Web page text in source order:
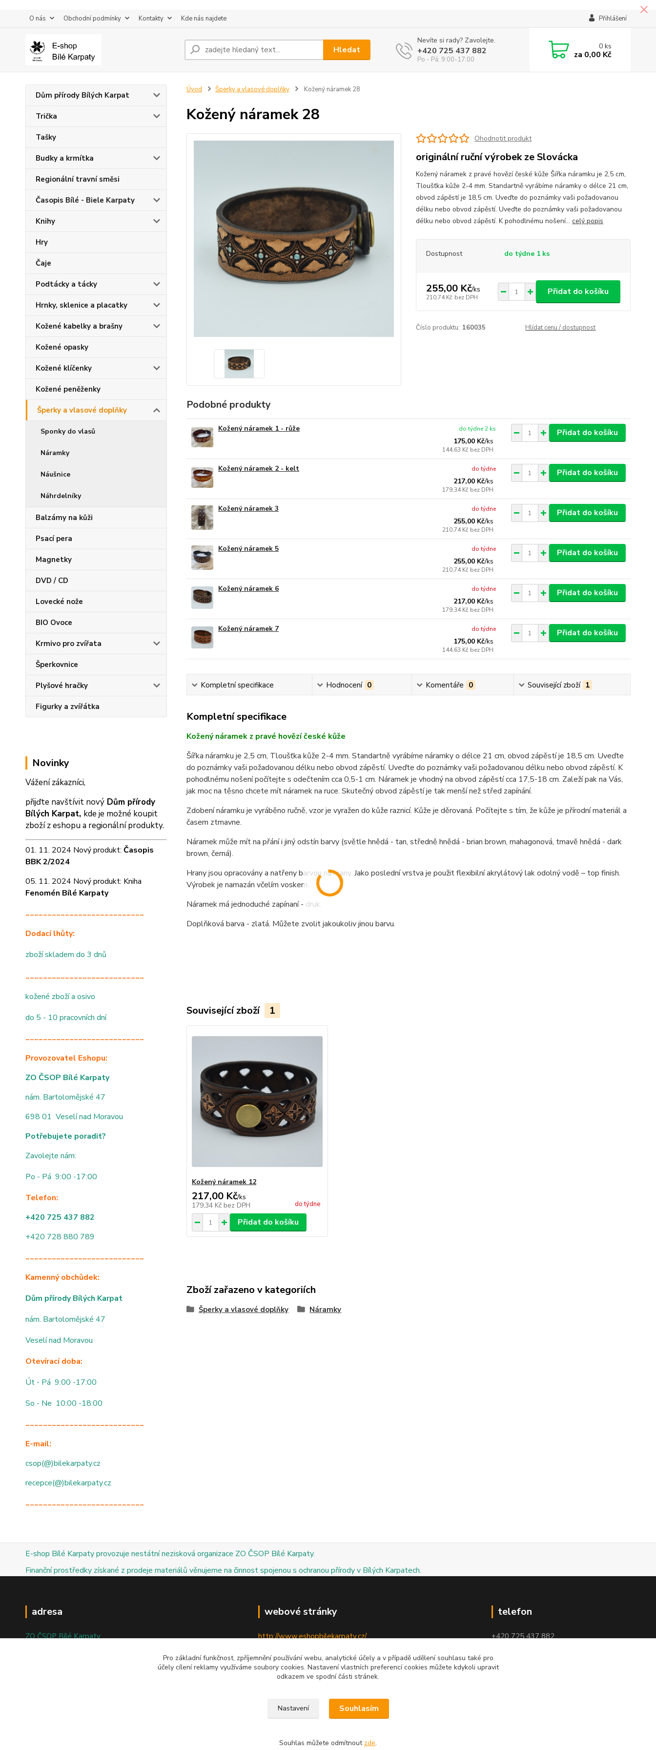
O nás Obchodní podmínky Kontakty Kde nás najdete Přihlášení
Hledat
Nevíte si rady? Zavolejte.
+420 725 437 882
Po - Pá: 9:00-17:00
0ks
za 0,00 Kč
Dům přírody Bílých Karpat
Trička
Tašky
Budky a krmítka
Regionální travní směsi
Časopis Bílé - Biele Karpaty
Knihy
Hry
Čaje
Podtácky a tácky
Hrnky, sklenice a placatky
Kožené kabelky a brašny
Kožené opasky
Kožené klíčenky
Kožené peněženky
Šperky a vlasové doplňky
Sponky do vlasů
Náramky
Náušnice
Náhrdelníky
Balzámy na kůži
Psací pera
Magnetky
DVD / CD
Lovecké nože
BIO Ovoce
Krmivo pro zvířata
Šperkovnice
Plyšové hračky
Figurky a zvířátka
Novinky
Vážení zákazníci,
přijďte navštívit nový Dům přírody
Bílých Karpat, kde je možné koupit
zboží z eshopu a regionální produkty.
01. 11. 2024 Nový produkt: Časopis
BBK 2/2024
05. 11. 2024 Nový produkt: Kniha
Fenomén Bílé Karpaty
___________________________
Dodací lhůty:
zboží skladem do 3 dnů
___________________________
kožené zboží a osivo
do 5 - 10 pracovních dní
___________________________
Provozovatel Eshopu:
ZO ČSOP Bílé Karpaty
nám. Bartolomějské 47
698 01 Veselí nad Moravou
Potřebujete poradit?
Zavolejte nám:
Po - Pá 9:00 -17:00
Telefon:
+420 725 437 882
+420 728 880 789
___________________________
Kamenný obchůdek:
Dům přírody Bílých Karpat
nám. Bartolomějské 47
Veselí nad Moravou
Otevírací doba:
Út - Pá 9:00 -17:00
So - Ne 10:00 -18:00
___________________________
E-mail:
csop(@)bilekarpaty.cz
recepce(@)bilekarpaty.cz
___________________________
Úvod Šperky a vlasové doplňky Kožený náramek 28
Kožený náramek 28
Ohodnotit produkt
originální ruční výrobek ze Slovácka
Kožený náramek z pravé hovězí české kůže Šířka náramku je 2,5 cm,
Tloušťka kůže 2-4 mm. Standartně vyrábíme náramky o délce 21 cm,
obvod zápěstí je 18,5 cm. Uveďte do poznámky vaši požadovanou
délku nebo obvod zápěstí. Uveďte do poznámky vaši požadovanou
délku nebo obvod zápěstí. K pohodlnému nošení... celý popis
Dostupnost do týdne 1 ks
255,00 Kč/ks
210,74 Kč bez DPH
Přidat do košíku
Číslo produktu: 160035 Hlídat cenu / dostupnost
Podobné produkty
Kožený náramek 1 - růže
175,00 Kč/ks
144,63 Kč bez DPH
do týdne 2 ks Přidat do košíku
Kožený náramek 2 - kelt
217,00 Kč/ks
179,34 Kč bez DPH
do týdne Přidat do košíku
Kožený náramek 3
255,00 Kč/ks
210,74 Kč bez DPH
do týdne Přidat do košíku
Kožený náramek 5
255,00 Kč/ks
210,74 Kč bez DPH
do týdne Přidat do košíku
Kožený náramek 6
217,00 Kč/ks
179,34 Kč bez DPH
do týdne Přidat do košíku
Kožený náramek 7
175,00 Kč/ks
144,63 Kč bez DPH
do týdne Přidat do košíku
Kompletní specifikace Hodnocení 0 Komentáře 0 Související zboží 1
Kompletní specifikace
Kožený náramek z pravé hovězí české kůže
Šířka náramku je 2,5 cm, Tloušťka kůže 2-4 mm. Standartně vyrábíme náramky o délce 21 cm, obvod zápěstí je 18,5 cm. Uveďte
do poznámky vaši požadovanou délku nebo obvod zápěstí. Uveďte do poznámky vaši požadovanou délku nebo obvod zápěstí. K
pohodlnému nošení počítejte s odečtením cca 0,5-1 cm. Náramek je vhodný na obvod zápěstí cca 17,5-18 cm. Zaleží pak na Vás,
jak moc na těsno chcete mít náramek na ruce. Skutečný obvod zápěstí je tak menší než střed zapínání.
Zdobení náramku je vyráběno ručně, vzor je vyražen do kůže raznicí. Kůže je děrovaná. Počítejte s tím, že kůže je přírodní materiál a
časem ztmavne.
Náramek může mít na přání i jiný odstín barvy (světle hnědá - tan, středně hnědá - brian brown, mahagonová, tmavě hnědá - dark
brown, černá).
Hrany jsou opracovány a natřeny barvou na hrany. Jako poslední vrstva je použit flexibilní akrylátový lak odolný vodě – top finish.
Výrobek je namazán včelím voskem.
Náramek má jednoduché zapínaní - druk.
Doplňková barva - zlatá. Můžete zvolit jakoukoliv jinou barvu.
Související zboží 1
Kožený náramek 12
217,00 Kč/ks
179,34 Kč bez DPH do týdne
Přidat do košíku
Zboží zařazeno v kategoriích
Šperky a vlasové doplňky Náramky
E-shop Bílé Karpaty provozuje nestátní nezisková organizace ZO ČSOP Bílé Karpaty.
Finanční prostředky získané z prodeje materiálů věnujeme na činnost spojenou s ochranou přírody v Bílých Karpatech.
adresa
ZO ČSOP Bílé Karpaty
webové stránky
http://www.eshopbilekarpaty.cz/
http://csop.bilekarpaty.cz/
http://www.dumprirody.cz/bilekarpaty
telefon
+420 725 437 882
+420 727 880 789
Pro základní funkčnost, zpříjemnění používání webu, analytické účely a v případě udělení souhlasu také pro
účely cílení reklamy využíváme soubory cookies. Nastavení vlastních preferencí cookies můžete kdykoli upravit
odkazem ve spodní části stránek.
Nastavení Souhlasím
Souhlas můžete odmítnout zde.